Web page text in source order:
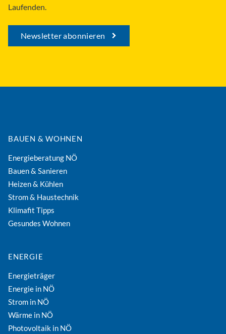
Laufenden.
Newsletter abonnieren
BAUEN & WOHNEN
Energieberatung NÖ
Bauen & Sanieren
Heizen & Kühlen
Strom & Haustechnik
Klimafit Tipps
Gesundes Wohnen
ENERGIE
Energieträger
Energie in NÖ
Strom in NÖ
Wärme in NÖ
Photovoltaik in NÖ